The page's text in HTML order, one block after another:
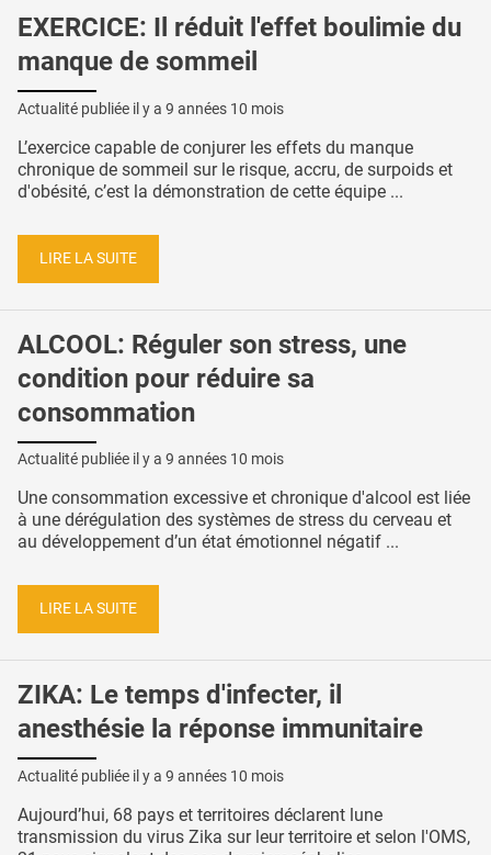
EXERCICE: Il réduit l'effet boulimie du
manque de sommeil
Actualité publiée il y a 9 années 10 mois
L’exercice capable de conjurer les effets du manque
chronique de sommeil sur le risque, accru, de surpoids et
d'obésité, c’est la démonstration de cette équipe ...
LIRE LA SUITE
ALCOOL: Réguler son stress, une
condition pour réduire sa
consommation
Actualité publiée il y a 9 années 10 mois
Une consommation excessive et chronique d'alcool est liée
à une dérégulation des systèmes de stress du cerveau et
au développement d’un état émotionnel négatif ...
LIRE LA SUITE
ZIKA: Le temps d'infecter, il
anesthésie la réponse immunitaire
Actualité publiée il y a 9 années 10 mois
Aujourd’hui, 68 pays et territoires déclarent lune
transmission du virus Zika sur leur territoire et selon l'OMS,